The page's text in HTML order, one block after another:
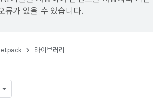
류가 있을 수 있습니다.
라이브러리